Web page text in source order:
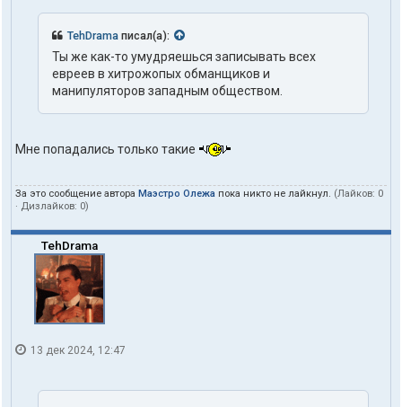
TehDrama писал(а):
Ты же как-то умудряешься записывать всех
евреев в хитрожопых обманщиков и
манипуляторов западным обществом.
Мне попадались только такие
За это сообщение автора Маэстро Олежа пока никто не лайкнул. (Лайков: 0
· Дизлайков: 0)
TehDrama
13 дек 2024, 12:47